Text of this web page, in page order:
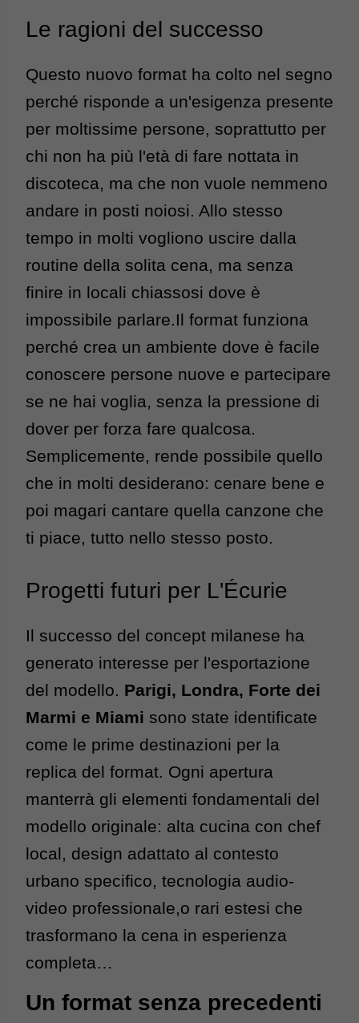
Le ragioni del successo
Questo nuovo format ha colto nel segno
perché risponde a un'esigenza presente
per moltissime persone, soprattutto per
chi non ha più l'età di fare nottata in
discoteca, ma che non vuole nemmeno
andare in posti noiosi. Allo stesso
tempo in molti vogliono uscire dalla
routine della solita cena, ma senza
finire in locali chiassosi dove è
impossibile parlare.Il format funziona
perché crea un ambiente dove è facile
conoscere persone nuove e partecipare
se ne hai voglia, senza la pressione di
dover per forza fare qualcosa.
Semplicemente, rende possibile quello
che in molti desiderano: cenare bene e
poi magari cantare quella canzone che
ti piace, tutto nello stesso posto.
Progetti futuri per L'Écurie
Il successo del concept milanese ha
generato interesse per l'esportazione
del modello. Parigi, Londra, Forte dei
Marmi e Miami sono state identificate
come le prime destinazioni per la
replica del format. Ogni apertura
manterrà gli elementi fondamentali del
modello originale: alta cucina con chef
local, design adattato al contesto
urbano specifico, tecnologia audio-
video professionale,o rari estesi che
trasformano la cena in esperienza
completa…
Un format senza precedenti